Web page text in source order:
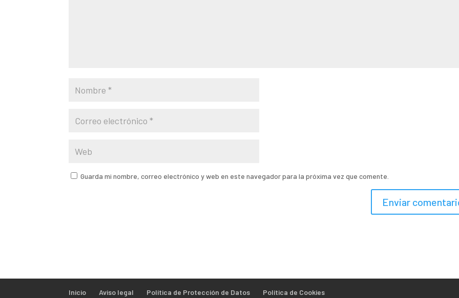
Guarda mi nombre, correo electrónico y web en este navegador para la próxima vez que comente.
Inicio Aviso legal Política de Protección de Datos Política de Cookies